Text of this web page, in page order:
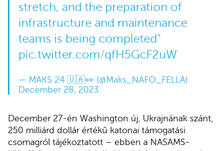
stretch, and the preparation of
infrastructure and maintenance
teams is being completed"
pic.twitter.com/qfH5GcF2uW
— MAKS 24 🇺🇦👀 (@Maks_NAFO_FELLA)
December 28, 2023
December 27-én Washington új, Ukrajnának szánt,
250 milliárd dollár értékű katonai támogatási
csomagról tájékoztatott – ebben a NASAMS-